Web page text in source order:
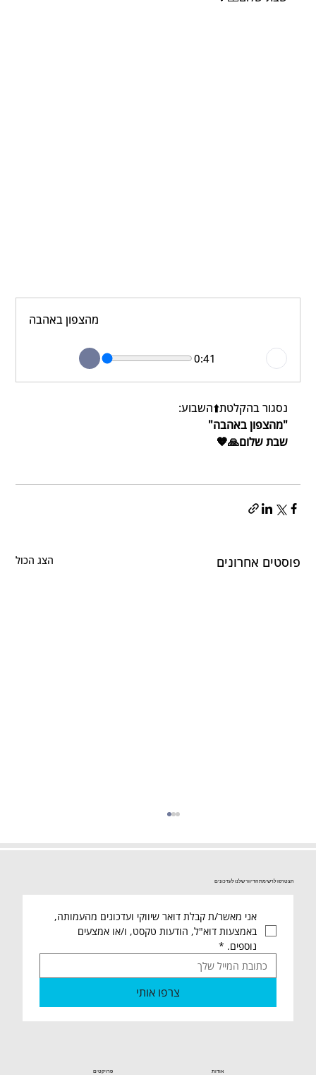
מהצפון באהבה
0:41
נסגור בהקלטת⬆️השבוע:
"מהצפון באהבה"
שבת שלום🙏🧡
פוסטים אחרונים הצג הכול
23.07 שישי שלום אחיות ואחים🙋‍♂️ סיכום
שבועי מהמרלו"ג הארצי ו"החממה
למעורבותת אזרחית".
הצטרפו לרשימת הדיוור שלנו לעדכונים
נוספים. *
צרפו אותי
אודות פרויקטים